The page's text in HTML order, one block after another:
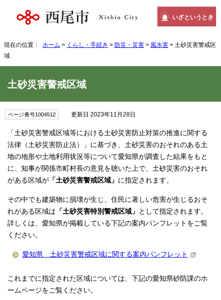
いざというとき
現在の位置： ホーム > くらし・手続き > 防災・災害 > 風水害 > 土砂災害警戒区
域
土砂災害警戒区域
ページ番号1004512 更新日 2023年11月28日
「土砂災害警戒区域等における土砂災害防止対策の推進に関する
法律（土砂災害防止法）」に基づき、土砂災害のおそれのある土
地の地形や土地利用状況等について愛知県が調査した結果をもと
に、知事が関係市町村長の意見を聴いた上で、土砂災害のおそれ
がある区域が 「土砂災害警戒区域」 に指定されます。
その中でも建築物に損壊が生じ、住民に著しい危害が生じるおそ
れがある区域は 「土砂災害特別警戒区域」 として指定されます。
詳しくは、愛知県が掲載している下記の案内パンフレットをご覧
ください。
愛知県 土砂災害警戒区域に関する案内パンフレット
これまでに指定された区域については、下記の愛知県砂防課のホ
ームページをご覧ください。